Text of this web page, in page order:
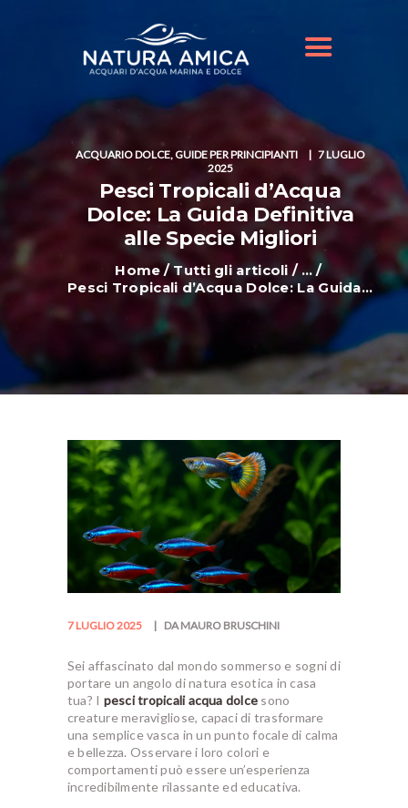
ACQUARIO DOLCE,GUIDE PER PRINCIPIANTI
7 LUGLIO
2025
Pesci Tropicali d’Acqua
Dolce: La Guida Definitiva
alle Specie Migliori
Home Tutti gli articoli
...
Pesci Tropicali d’Acqua Dolce: La Guida...
IL NOSTRO NEGOZIO
OFFERTE ACQUARI
SHOP ONLINE
BLOG
7 LUGLIO 2025 DA MAURO BRUSCHINI
Sei affascinato dal mondo sommerso e sogni di
portare un angolo di natura esotica in casa
tua? I pesci tropicali acqua dolce sono
creature meravigliose, capaci di trasformare
una semplice vasca in un punto focale di calma
e bellezza. Osservare i loro colori e
comportamenti può essere un’esperienza
incredibilmente rilassante ed educativa.